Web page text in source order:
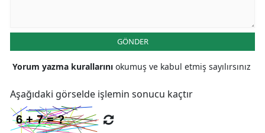
Kahramanmaraş
Mardin
Muğla
GÖNDER
Yorum yazma kurallarını okumuş ve kabul etmiş sayılırsınız
Aşağıdaki görselde işlemin sonucu kaçtır